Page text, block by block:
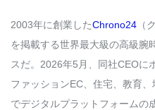
2003年に創業したChrono24 （
を掲載する世界最大級の高級腕
スだ。2026年5月、同社CEOに
ファッションEC、住宅、教育
でデジタルプラットフォームの